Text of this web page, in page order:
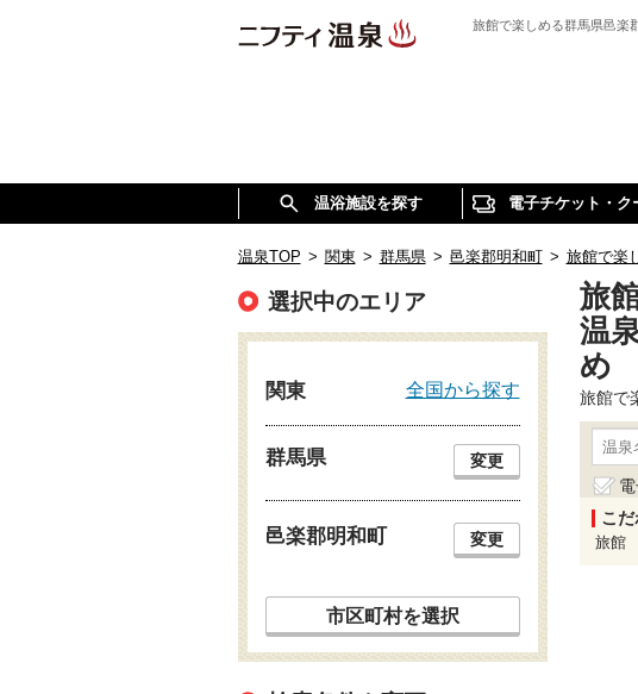
旅館で楽しめる群馬県邑楽
温浴施設を探す 電子チケット・ク
温泉TOP > 関東 > 群馬県 > 邑楽郡明和町 > 旅館で楽
旅
温
め
旅館で
こ
旅館
選択中のエリア
関東 全国から探す
群馬県 変更
邑楽郡明和町 変更
市区町村を選択